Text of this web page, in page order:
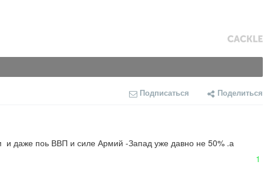
Подписаться Поделиться
и даже поь ВВП и силе Армий -Запад уже давно не 50% .а
1